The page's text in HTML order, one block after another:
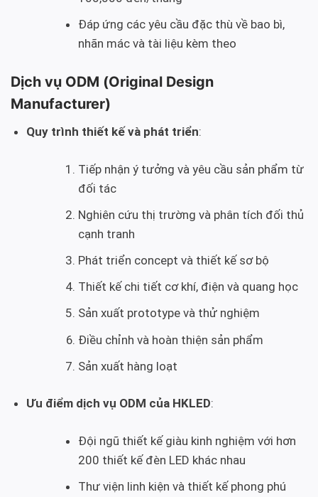
Đáp ứng các yêu cầu đặc thù về bao bì,
nhãn mác và tài liệu kèm theo
Dịch vụ ODM (Original Design
Manufacturer)
Quy trình thiết kế và phát triển:
Tiếp nhận ý tưởng và yêu cầu sản phẩm từ
đối tác
Nghiên cứu thị trường và phân tích đối thủ
cạnh tranh
Phát triển concept và thiết kế sơ bộ
Thiết kế chi tiết cơ khí, điện và quang học
Sản xuất prototype và thử nghiệm
Điều chỉnh và hoàn thiện sản phẩm
Sản xuất hàng loạt
Ưu điểm dịch vụ ODM của HKLED:
Đội ngũ thiết kế giàu kinh nghiệm với hơn
200 thiết kế đèn LED khác nhau
Thư viện linh kiện và thiết kế phong phú